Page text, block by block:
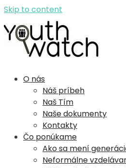
Skip to content
YouthWatch
O nás
Náš príbeh
Naš Tím
Naše dokumenty
Kontakty
Čo ponúkame
Ako sa mení
Neformálne